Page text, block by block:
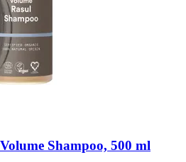
Shampoo, 500 ml